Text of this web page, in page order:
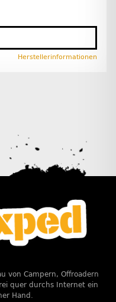
Herstellerinformationen
von Campern, Offroadern
quer durchs Internet ein
Hand.